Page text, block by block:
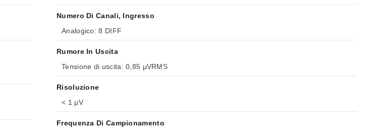
Numero Di Canali, Ingresso
Analogico: 8 DIFF
Rumore In Uscita
Tensione di uscita: 0,85 µVRMS
Risoluzione
< 1 µV
Frequenza Di Campionamento